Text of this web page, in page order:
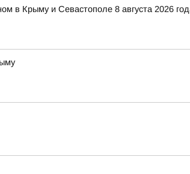
в Крыму и Севастополе 8 августа 2026